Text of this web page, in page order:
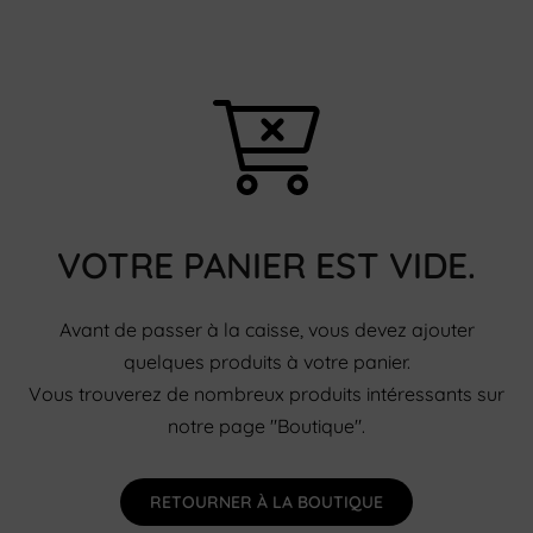
VOTRE PANIER EST VIDE.
Avant de passer à la caisse, vous devez ajouter
quelques produits à votre panier.
Vous trouverez de nombreux produits intéressants sur
notre page "Boutique".
RETOURNER À LA BOUTIQUE